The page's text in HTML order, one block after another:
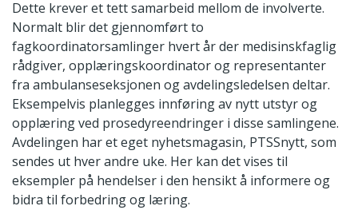
Dette krever et tett samarbeid mellom de involverte.
Normalt blir det gjennomført to
fagkoordinatorsamlinger hvert år der medisinskfaglig
rådgiver, opplæringskoordinator og representanter
fra ambulanseseksjonen og avdelingsledelsen deltar.
Eksempelvis planlegges innføring av nytt utstyr og
opplæring ved prosedyreendringer i disse samlingene.
Avdelingen har et eget nyhetsmagasin, PTSSnytt, som
sendes ut hver andre uke. Her kan det vises til
eksempler på hendelser i den hensikt å informere og
bidra til forbedring og læring.